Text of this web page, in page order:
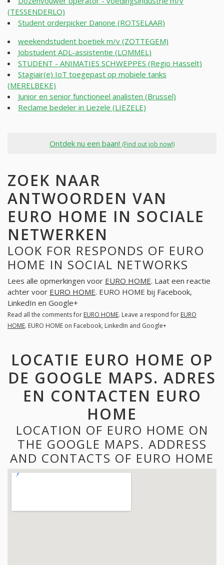
(TESSENDERLO)
Student orderpicker Danone (ROTSELAAR)
weekendstudent boetiek m/v (ZOTTEGEM)
Jobstudent ADL-assistentie (LOMMEL)
STUDENT - ANIMATIES SCHWEPPES (Regio Hasselt)
Stagiair(e) IoT toegepast op mobiele tanks
(MERELBEKE)
Junior en senior functioneel analisten (Brussel)
Reclame bedeler in Liezele (LIEZELE)
Ontdek nu een baan! (Find out job now!)
ZOEK NAAR
ANTWOORDEN VAN
EURO HOME IN SOCIALE
NETWERKEN
LOOK FOR RESPONDS OF EURO
HOME IN SOCIAL NETWORKS
Lees alle opmerkingen voor EURO HOME. Laat een reactie
achter voor EURO HOME. EURO HOME bij Facebook,
LinkedIn en Google+
Read all the comments for EURO HOME. Leave a respond for EURO
HOME. EURO HOME on Facebook, LinkedIn and Google+
LOCATIE EURO HOME OP
DE GOOGLE MAPS. ADRES
EN CONTACTEN EURO
HOME
LOCATION OF EURO HOME ON
THE GOOGLE MAPS. ADDRESS
AND CONTACTS OF EURO HOME